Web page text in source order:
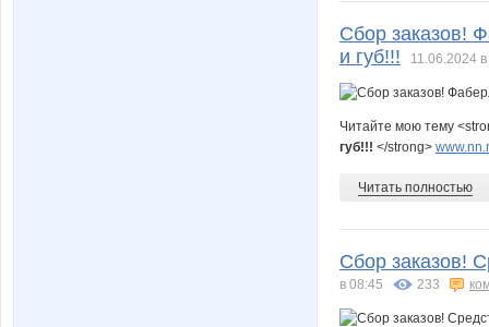
Сбор заказов!
и губ!!!
11.06.2024
Читайте мою тему
губ!!! </strong>
Читать полностью
Сбор заказов!
в 08:45 233